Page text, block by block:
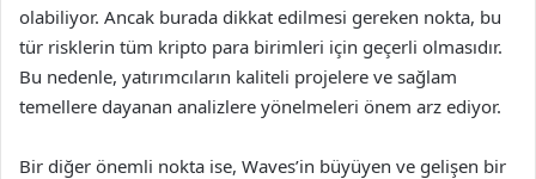
olabiliyor. Ancak burada dikkat edilmesi gereken nokta, bu
tür risklerin tüm kripto para birimleri için geçerli olmasıdır.
Bu nedenle, yatırımcıların kaliteli projelere ve sağlam
temellere dayanan analizlere yönelmeleri önem arz ediyor.
Bir diğer önemli nokta ise, Waves’in büyüyen ve gelişen bir